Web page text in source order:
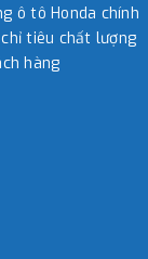
ô tô Honda chính
tiêu chất lượng
hàng